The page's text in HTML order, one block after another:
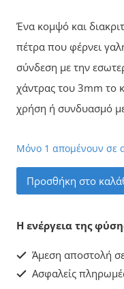
Ένα κομψό και
πέτρα που φέρνει
σύνδεση με την
χάντρας του 3mm το
χρήση ή συνδυασμό
Μόνο 1 απομένουν σε
Τανζανίτης
Βραχιόλι
Προσθήκη στο
Η ενέργεια της
Άμεση αποστολή
Ασφαλείς